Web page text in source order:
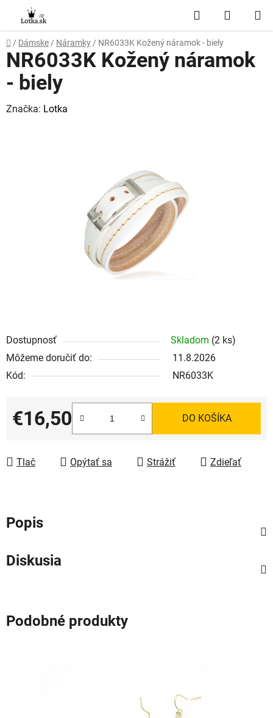
obsah
Hľadať
KOŠÍK
Domov
/ Dámske / Náramky / NR6033K Kožený náramok - biely
Dostupnosť Skladom (2 ks)
Môžeme doručiť do:
11.8.2026
Kód:
NR6033K
€16,50
Jednotková cena:
DO KOŠÍKA
Tlač Opýtať sa Strážiť Zdieľať
NR6033K Kožený náramok
- biely
Značka: Lotka
Popis
Diskusia
Podobné produkty